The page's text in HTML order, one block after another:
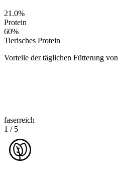
21.0%
Protein
60%
Tierisches Protein
Vorteile der täglichen Fütterung von
faserreich
1 / 5